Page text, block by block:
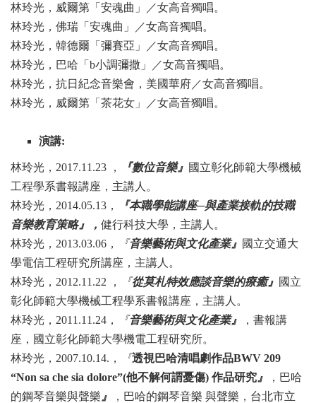
林玲光，威爾第「安魂曲」／女高音獨唱。
林玲光，佛瑞「安魂曲」／女高音獨唱。
林玲光，韓德爾「彌賽亞」／女高音獨唱。
林玲光，巴哈「b小調彌撒」／女高音獨唱。
林玲光，抗日紀念音樂會，美國華府／女高音獨唱。
林玲光，威爾第「茶花女」／女高音獨唱。
演講:
林玲光，2017.11.23 ， 『數位音樂』 國立彰化師範大學機械
工程學系書報講座， 主講人。
林玲光，2014.05.13 ，
『本職學能講座─與產業接軌的技職
音樂教育策略』， 健行科技大學，主講人。
林玲光，2013.03.06 ， 『音樂藝術與文化產業』 國立交通大
學電信工程研究所講座，主講人。
林玲光，2012.11.22
， 『從莫札特效應談音樂的療癒』 國立
彰化師範大學機械工程學系書報講座，主講人。
林玲光，2011.11.24 ， 『音樂藝術與文化產業』
，書報講
座，國立彰化師範大學機電工程研究所。
林玲光，2007.10.14. ， 『透視巴哈清唱劇作品BWV 209
“Non sa che sia dolore”(他不解何謂憂傷) 作品研究 』
，巴哈
的鋼琴音樂與聲樂 』 ，巴哈的鋼琴音樂 與聲樂，台北市立